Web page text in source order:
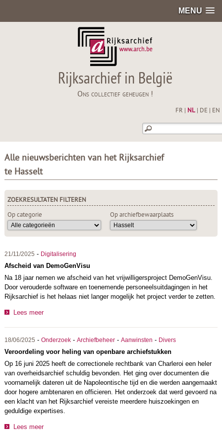
MENU
Rijksarchief in België
Ons collectief geheugen !
FR NL| DE EN
Alle nieuwsberichten van het Rijksarchief
te Hasselt
ZOEKRESULTATEN FILTEREN
Op categorie
Op archiefbewaarplaats
21/11/2025 - Digitalisering
Afscheid van DemoGenVisu
Na 18 jaar nemen we afscheid van het vrijwilligersproject DemoGenVisu.
Door verouderde software en toenemende personeelsuitdagingen in het
Rijksarchief is het helaas niet langer mogelijk het project verder te zetten.
Lees meer
18/06/2025 - Onderzoek- Archiefbeheer- Aanwinsten - Divers
Veroordeling voor heling van openbare archiefstukken
Op 16 juni 2025 heeft de correctionele rechtbank van Charleroi een heler
van overheidsarchief schuldig bevonden. Het ging over documenten die
voornamelijk dateren uit de Napoleontische tijd en die werden aangemaakt
door hogere ambtenaren en officieren. Het onderzoek dat werd gevoerd na
een klacht van het Rijksarchief vereiste meerdere huiszoekingen en
geduldige expertises.
Lees meer